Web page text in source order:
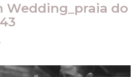
Wedding_praia do